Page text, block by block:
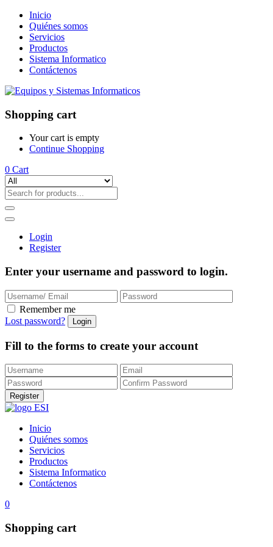
Inicio
Quiénes somos
Servicios
Productos
Sistema Informatico
Contáctenos
Shopping cart
Your cart is empty
Continue Shopping
0 Cart
Login
Register
Enter your username and password to login.
Remember me
Lost password?
Fill to the forms to create your account
Inicio
Quiénes somos
Servicios
Productos
Sistema Informatico
Contáctenos
0
Shopping cart